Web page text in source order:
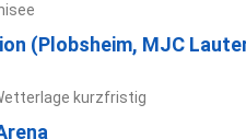
(Plobsheim, MJC
kurzfristig